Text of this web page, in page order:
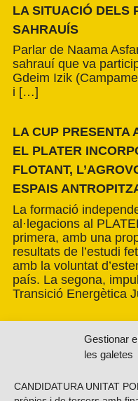
Gestionar
les galetes
CANDIDATURA UNITAT
LA SITUACIÓ DELS
SAHRAUÍS
Parlar de Naama
sahrauí que va
Gdeim Izik
i […]
LA CUP PRESENTA
EL PLATER
FLOTANT,
ESPAIS
La formació
al·legacions al
primera, amb una
resultats de l’estudi
amb la voluntat
país. La segona,
Transició Energètica